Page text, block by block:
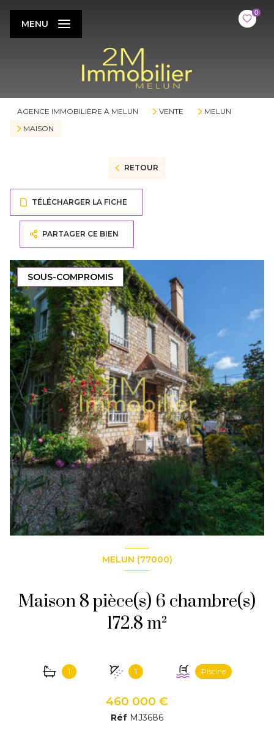
0
MENU
AGENCE IMMOBILIÈRE À MELUN VENTE
MELUN
MAISON
RETOUR
TÉLÉCHARGER LA FICHE
PARTAGER CE BIEN
SOUS-COMPROMIS
MELUN (77000)
Maison 8 pièce(s) 6 chambre(s)
172.8 m²
1 1 Piscine
460 000 €
Réf MJ3686